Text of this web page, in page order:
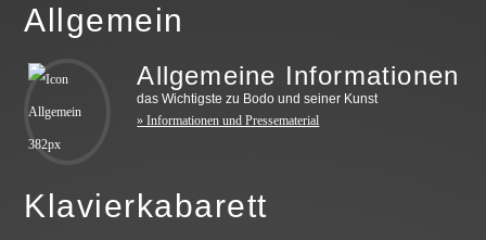
Allgemein
Allgemeine Informationen
das Wichtigste zu Bodo und seiner Kunst
» Informationen und Pressematerial
Klavierkabarett